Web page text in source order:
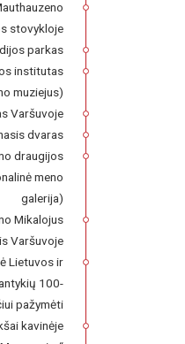
stovykloje
parkas
institutas
muziejus)
Varšuvoje
dvaras
draugijos
meno
galerija)
Mikalojus
Varšuvoje
Lietuvos ir
100-
pažymėti
kavinėje